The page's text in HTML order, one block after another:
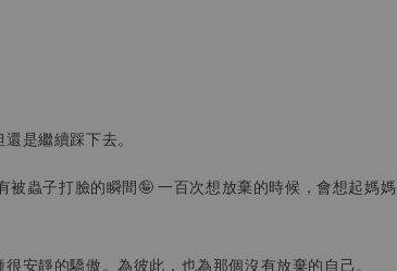
是繼續踩下去。
蟲子打臉的瞬間🤪 一百次想放棄的時候，會想起媽媽
安靜的驕傲。為彼此，也為那個沒有放棄的自己。